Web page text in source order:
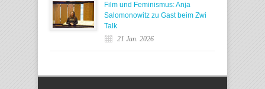
Film und Feminismus: Anja
Salomonowitz zu Gast beim Zwi
Talk
21 Jan. 2026